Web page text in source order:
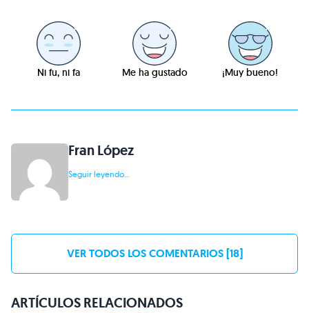
Ni fu, ni fa Me ha gustado ¡Muy bueno!
Fran López
Seguir leyendo...
VER TODOS LOS COMENTARIOS [18]
ARTÍCULOS RELACIONADOS